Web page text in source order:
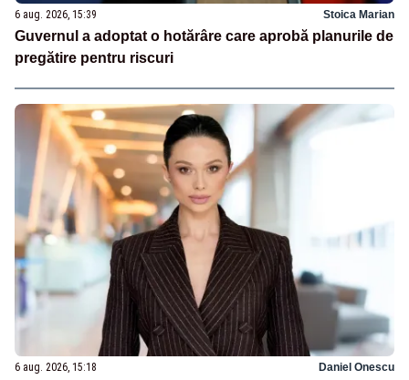
6 aug. 2026, 15:39 Stoica Marian
Guvernul a adoptat o hotărâre care aprobă planurile de
pregătire pentru riscuri
6 aug. 2026, 15:18 Daniel Onescu